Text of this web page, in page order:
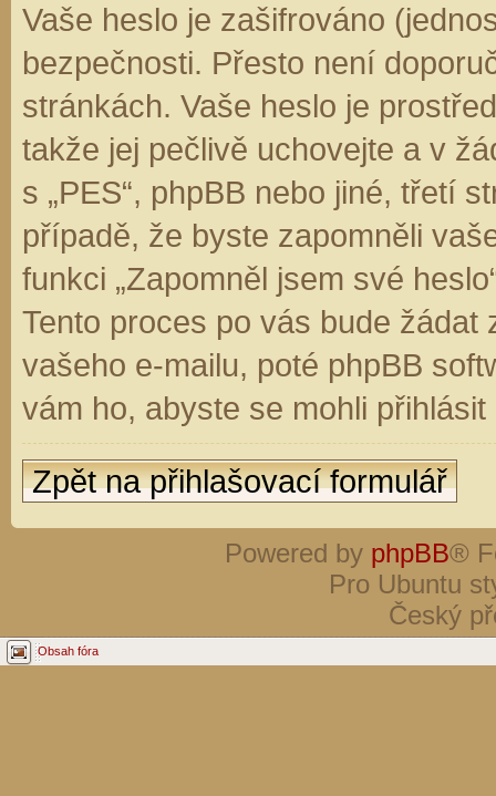
Vaše heslo je zašifrováno
bezpečnosti. Přesto není
stránkách. Vaše heslo je
takže jej pečlivě uchovejte a v
s „PES“, phpBB nebo jiné, třetí
případě, že byste zapomněli
funkci „Zapomněl jsem své
Tento proces po vás bude
vašeho e-mailu, poté phpBB
vám ho, abyste se mohli
Zpět na přihlašovací formulář
Powered by phpBB®
Pro Ubuntu
Český
Obsah fóra